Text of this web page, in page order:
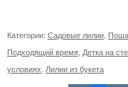
Категории: Садовые лилии
Подходящий время Детка на
условиях Лилии из букета